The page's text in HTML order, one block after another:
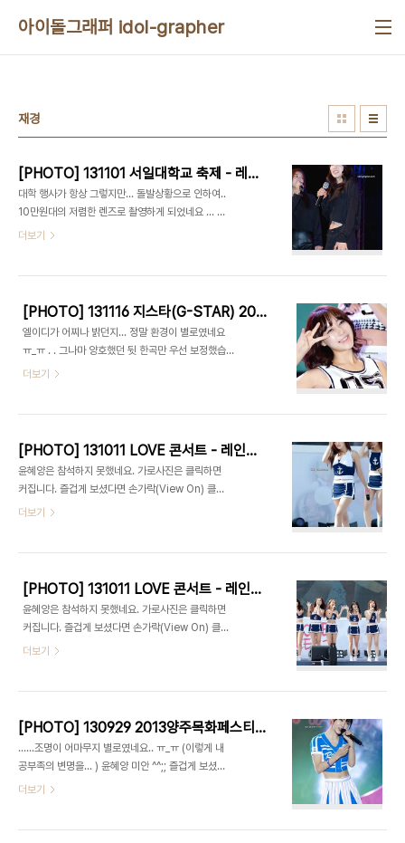
아이돌그래퍼 idol-grapher
재경
[PHOTO] 131101 서일대학교 축제 - 레인보우 part.2 by 1st Holic
대학 행사가 항상 그렇지만... 돌발상황으로 인하여..
10만원대의 저렴한 렌즈로 촬영하게 되었네요 ... 그
래서 화질이... ㅠ_ㅠ;; 가로사진은 클릭하면 커집니
더보기
[PHOTO] 131116 지스타(G-STAR) 2013 - 레인보우 part.1 by 1st Holic
엘이디가 어찌나 밝던지... 정말 환경이 별로였네요
ㅠ_ㅠ . . 그나마 양호했던 뒷 한곡만 우선 보정했습
니다. . . . 특정 멤버가 많이보인다면 기분탓입니다
더보기
[PHOTO] 131011 LOVE 콘서트 - 레인보우 part.2 by 1st Holic
윤혜양은 참석하지 못했네요. 가로사진은 클릭하면
커집니다. 즐겁게 보셨다면 손가락(View On) 클릭
한번 부탁드립니다 ^^
더보기
[PHOTO] 131011 LOVE 콘서트 - 레인보우 part.1 by 1st Holic
윤혜양은 참석하지 못했네요. 가로사진은 클릭하면
커집니다. 즐겁게 보셨다면 손가락(View On) 클릭
한번 부탁드립니다 ^^
더보기
[PHOTO] 130929 2013양주목화페스티벌 - 레인보우 by 1st Holic
......조명이 어마무지 별로였네요.. ㅠ_ㅠ (이렇게 내
공부족의 변명을... ) 윤혜양 미안 ^^;; 즐겁게 보셨다
면 손가락(View On) 클릭 한번 부탁드립니다 ^^
더보기